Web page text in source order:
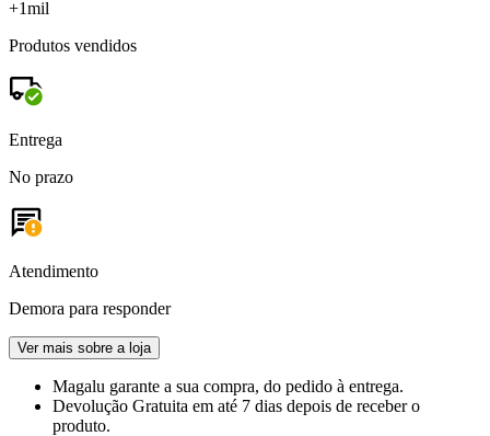
+1mil
Produtos vendidos
Entrega
No prazo
Atendimento
Demora para responder
Ver mais sobre a loja
Magalu garante a sua compra, do pedido à entrega.
Devolução Gratuita em até 7 dias depois de receber o
produto.